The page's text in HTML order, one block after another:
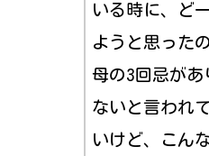
いる時に、ど
ようと思った
母の3回忌があ
ないと言われ
いけど、こん